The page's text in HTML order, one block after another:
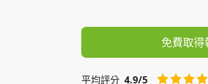
免費取得
平均評分 4.9/5